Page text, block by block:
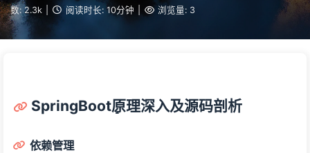
数: 2.3k 阅读时长: 10分钟 浏览量: 3
SpringBootܻ原理深入及源码剖析
依赖管理